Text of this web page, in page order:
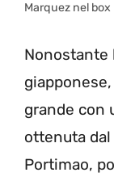
Marquez nel
Nonostante
grande con
ottenuta
Portimao,